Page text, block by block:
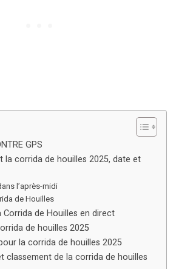
GPS
la corrida de houilles 2025, date et
l’après-midi
de Houilles
Corrida de Houilles en direct
de houilles 2025
la corrida de houilles 2025
classement de la corrida de houilles